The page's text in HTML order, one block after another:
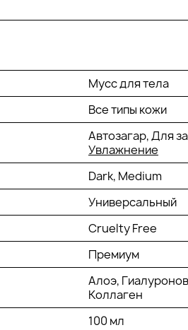
Мусс для тела
Все типы кожи
Автозагар, Для
Увлажнение
Dark, Medium
Универсальный
Cruelty Free
Премиум
Алоэ,
Коллаген
100 мл